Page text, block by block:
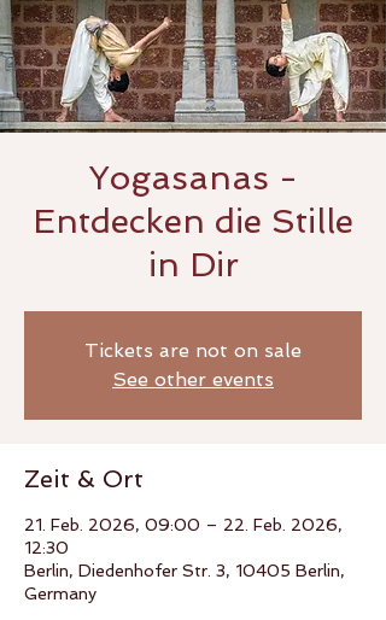
Yogasanas -
Entdecken die Stille
in Dir
Tickets are not on sale
See other events
Zeit & Ort
21. Feb. 2026, 09:00 – 22. Feb. 2026,
12:30
Berlin, Diedenhofer Str. 3, 10405 Berlin,
Germany